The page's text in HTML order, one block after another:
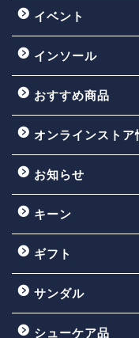
イベント
インソール
おすすめ商品
オンラインストア
お知らせ
キーン
ギフト
サンダル
シューケア品